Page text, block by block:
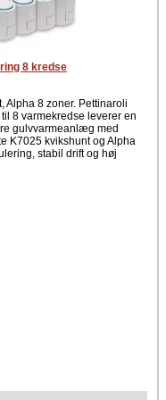
8 kredse
Alpha 8 zoner. Pettinaroli
8 varmekredse leverer en
gulvvarmeanlæg med
K7025 kvikshunt og Alpha
stabil drift og høj
Kan integreres i både
og telestat